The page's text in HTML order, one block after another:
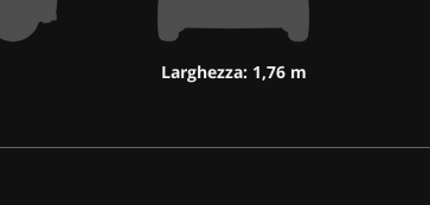
Larghezza: 1,76 m